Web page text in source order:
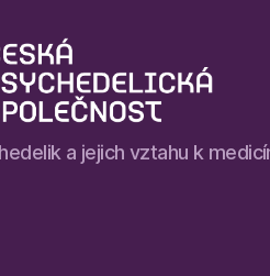
a jejich vztahu k